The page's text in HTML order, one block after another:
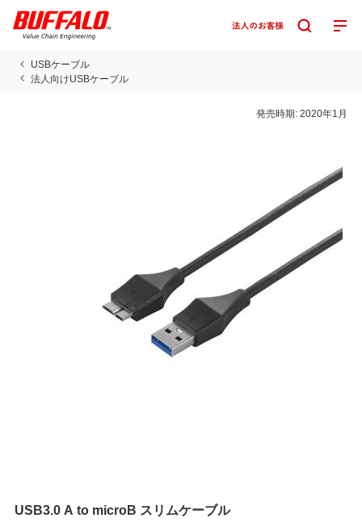
USBケーブル
法人向けUSBケーブル
発売時期:2020年1月
USB3.0 A to microB スリムケーブル